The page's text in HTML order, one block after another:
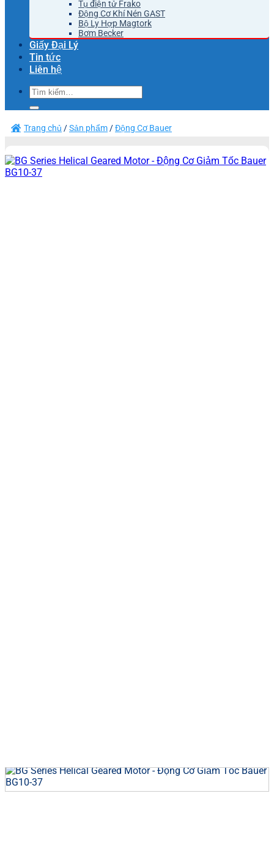
Tụ điện tử Frako
Động Cơ Khí Nén GAST
Bộ Ly Hợp Magtork
Bơm Becker
Giấy Đại Lý
Tin tức
Liên hệ
Tìm
kiếm:
Trang chủ /Sản phẩm/Động Cơ Bauer